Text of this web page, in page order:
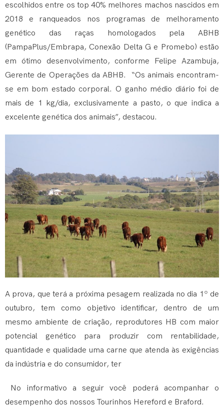
escolhidos entre os top 40% melhores machos nascidos em
2018 e ranqueados nos programas de melhoramento
genético das raças homologados pela ABHB
(PampaPlus/Embrapa, Conexão Delta G e Promebo) estão
em ótimo desenvolvimento, conforme Felipe Azambuja,
Gerente de Operações da ABHB. “Os animais encontram-
se em bom estado corporal. O ganho médio diário foi de
mais de 1 kg/dia, exclusivamente a pasto, o que indica a
excelente genética dos animais”, destacou.
A prova, que terá a próxima pesagem realizada no dia 1º de
outubro, tem como objetivo identificar, dentro de um
mesmo ambiente de criação, reprodutores HB com maior
potencial genético para produzir com rentabilidade,
quantidade e qualidade uma carne que atenda às exigências
da indústria e do consumidor, ter
No informativo a seguir você poderá acompanhar o
desempenho dos nossos Tourinhos Hereford e Braford.